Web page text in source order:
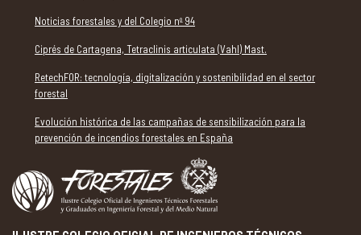
Noticias forestales y del Colegio nº 94
Ciprés de Cartagena, Tetraclinis articulata (Vahl) Mast.
RetechFOR: tecnología, digitalización y sostenibilidad en el sector
forestal
Evolución histórica de las campañas de sensibilización para la
prevención de incendios forestales en España